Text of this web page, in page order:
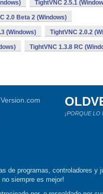
TightVNC 2.5.1
2.0 Beta 2 (Windows)
(Windows) TightVNC 2.0.2
TightVNC 1.3.8 RC
¡PORQUE LO
de programas, controladores y
siempre es mejor!